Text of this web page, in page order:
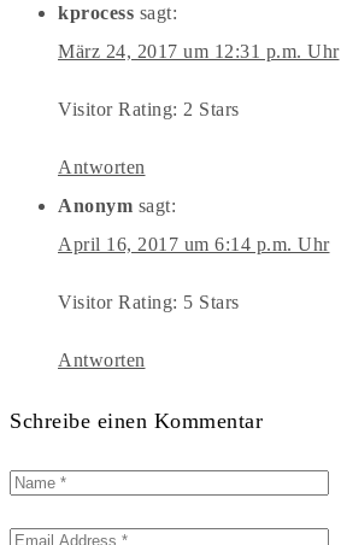
kprocess sagt:
März 24, 2017 um 12:31 p.m. Uhr
Visitor Rating: 2 Stars
Antworten
Anonym sagt:
April 16, 2017 um 6:14 p.m. Uhr
Visitor Rating: 5 Stars
Antworten
Schreibe einen Kommentar